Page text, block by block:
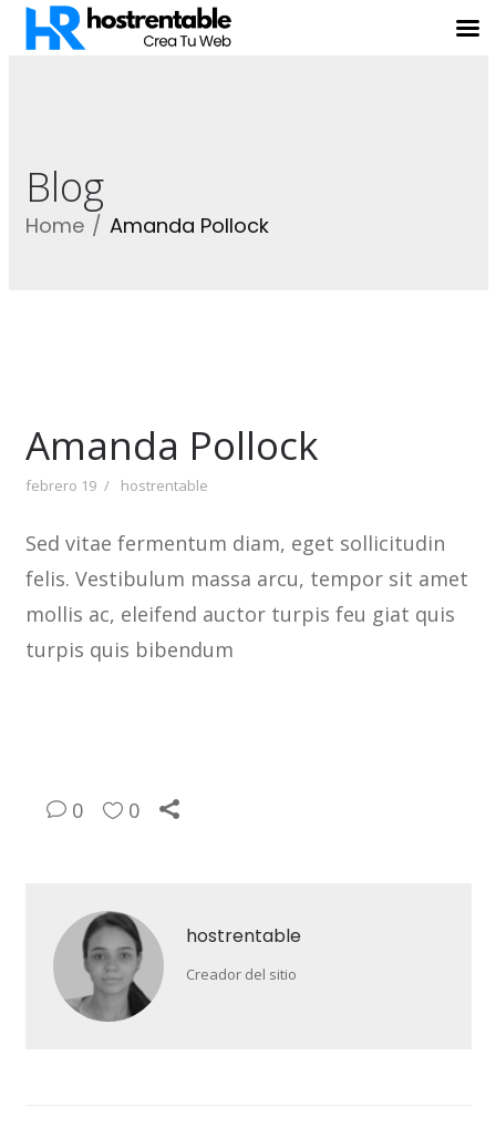
Blog
Home Amanda Pollock
Amanda Pollock
febrero 19 hostrentable
Sed vitae fermentum diam, eget sollicitudin
felis. Vestibulum massa arcu, tempor sit amet
mollis ac, eleifend auctor turpis feu giat quis
turpis quis bibendum
0 0
hostrentable
Creador del sitio